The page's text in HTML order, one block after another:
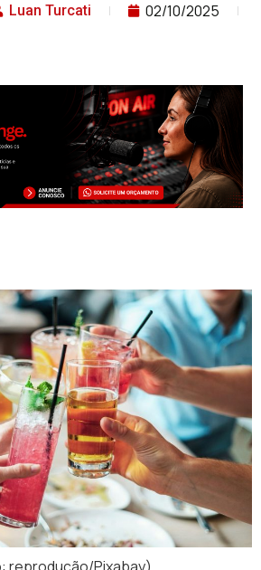
Luan Turcati
02/10/2025